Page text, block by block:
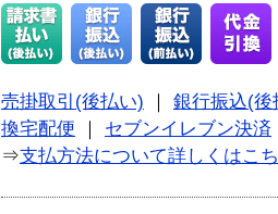
売掛取引(後払い)
銀行振込(後
換宅配便
セブンイレブン決済
⇒支払方法について詳しくはこ